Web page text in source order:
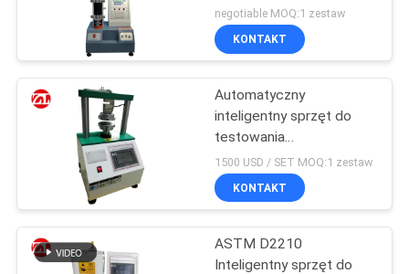
FABRYCE
KONTROLA
JAKOŚCI
SKONTAKTUJ
SIĘ
negotiable MOQ:1 zestaw
KONTAKT
Automatyczny
inteligentny sprzęt do
testowania
wytrzymałości na
pękanie kartonów
papierowych
1500 USD / SET MOQ:1 zestaw
KONTAKT
ASTM D2210
Inteligentny sprzęt do